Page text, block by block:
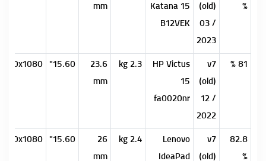
%
(old)
03 /
2023
Katana 15
B12VEK
mm
81 %
v7
(old)
12 /
2022
HP Victus
15
fa0020nr
2.3 kg
23.6
mm
15.60"
82.8
%
v7
(old)
Lenovo
IdeaPad
2.4 kg
26
mm
15.60"